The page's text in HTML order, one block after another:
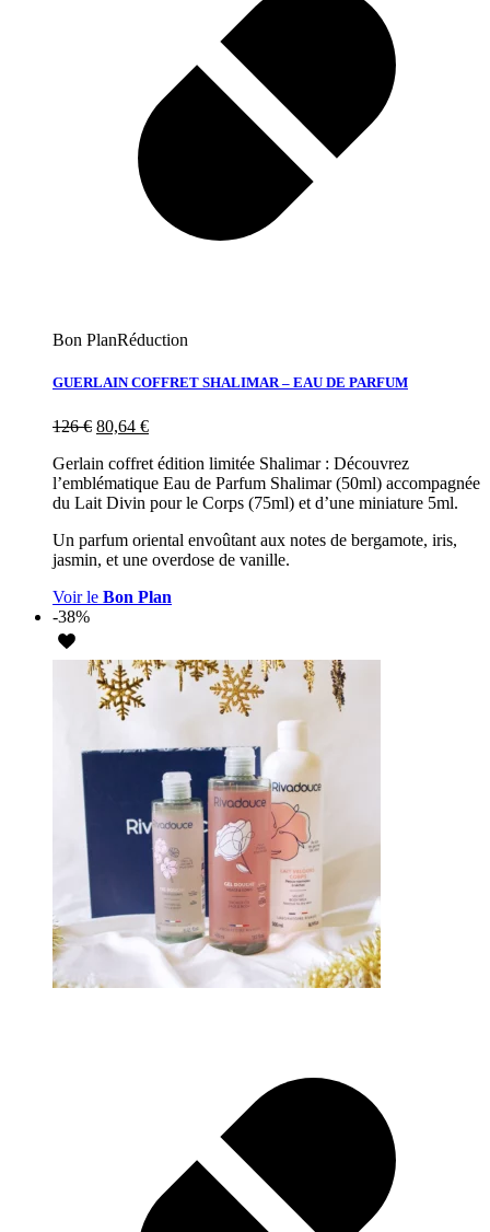
Bon PlanRéduction
GUERLAIN COFFRET SHALIMAR – EAU DE PARFUM
126€ 80,64 €
Gerlain coffret édition limitée Shalimar : Découvrez
l’emblématique Eau de Parfum Shalimar (50ml) accompagnée
du Lait Divin pour le Corps (75ml) et d’une miniature 5ml.
Un parfum oriental envoûtant aux notes de bergamote, iris,
jasmin, et une overdose de vanille.
Voir le Bon Plan
-38%